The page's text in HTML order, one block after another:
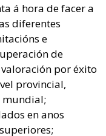
á hora de facer a
diferentes
e
de
por éxito
provincial,
mundial;
en anos